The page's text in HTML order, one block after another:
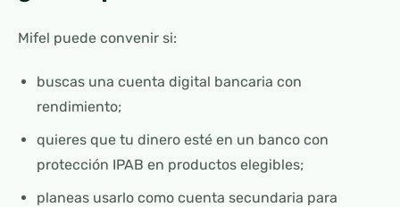
Mifel puede convenir si:
buscas una cuenta digital bancaria con
rendimiento;
quieres que tu dinero esté en un banco con
protección IPAB en productos elegibles;
planeas usarlo como cuenta secundaria para